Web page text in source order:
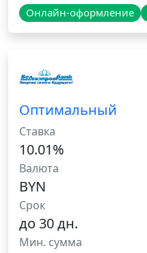
Онлайн-оформление
Оптимальный
Ставка
10.01%
Валюта
BYN
Срок
до 30 дн.
Мин. сумма